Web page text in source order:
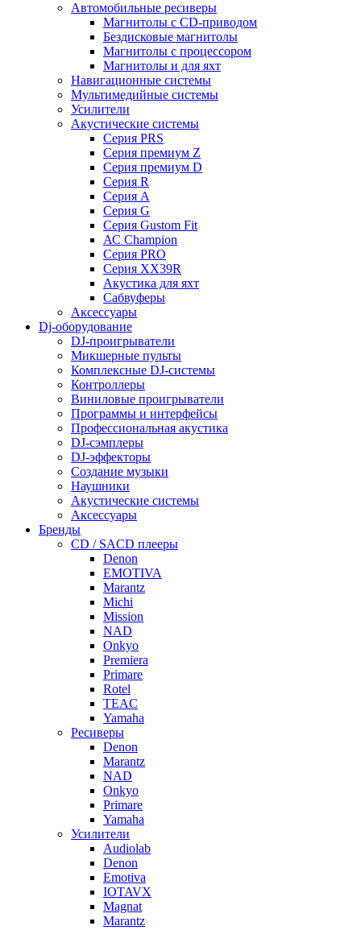
Автомобильные ресиверы
Магнитолы с CD-приводом
Бездисковые магнитолы
Магнитолы с процессором
Магнитолы и для яхт
Навигационные системы
Мультимедийные системы
Усилители
Акустические системы
Cерия PRS
Cерия премиум Z
Cерия премиум D
Cерия R
Cерия A
Cерия G
Cерия Gustom Fit
АС Champion
Cерия PRO
Cерия XX39R
Акустика для яхт
Сабвуферы
Аксессуары
Dj-оборудование
DJ-проигрыватели
Микшерные пульты
Комплексные DJ-системы
Контроллеры
Виниловые проигрыватели
Программы и интерфейсы
Профессиональная акустика
DJ-сэмплеры
DJ-эффекторы
Создание музыки
Наушники
Акустические системы
Аксессуары
Бренды
CD / SACD плееры
Denon
EMOTIVA
Marantz
Michi
Mission
NAD
Onkyo
Premiera
Primare
Rotel
TEAC
Yamaha
Ресиверы
Denon
Marantz
NAD
Onkyo
Primare
Yamaha
Усилители
Audiolab
Denon
Emotiva
IOTAVX
Magnat
Marantz